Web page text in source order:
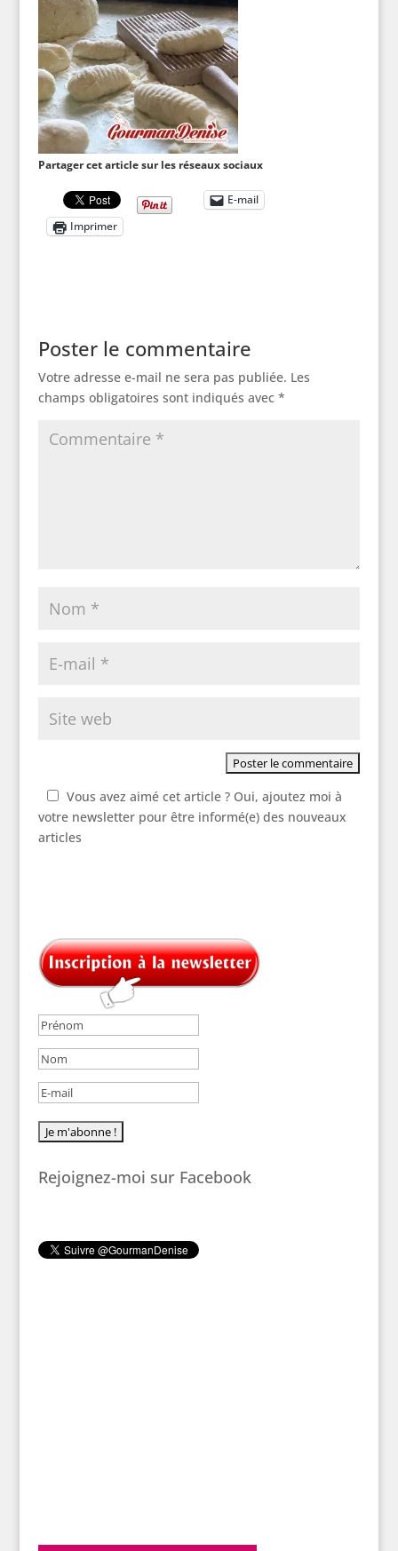
Partager cet article sur les réseaux sociaux
E-mail
Imprimer
Poster le commentaire
Votre adresse e-mail ne sera pas publiée. Les
champs obligatoires sont indiqués avec *
Vous avez aimé cet article ? Oui, ajoutez moi à
votre newsletter pour être informé(e) des nouveaux
articles
Rejoignez-moi sur Facebook